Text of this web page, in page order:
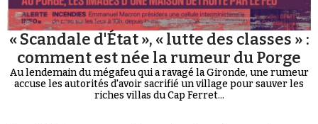
« Scandale d'État », « lutte des classes » :
comment est née la rumeur du Porge
Au lendemain du mégafeu qui a ravagé la Gironde, une rumeur
accuse les autorités d'avoir sacrifié un village pour sauver les
riches villas du Cap Ferret...